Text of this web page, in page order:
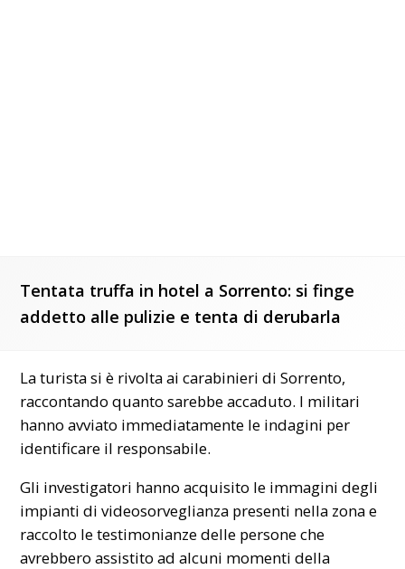
Tentata truffa in hotel a Sorrento: si finge
addetto alle pulizie e tenta di derubarla
La turista si è rivolta ai carabinieri di Sorrento,
raccontando quanto sarebbe accaduto. I militari
hanno avviato immediatamente le indagini per
identificare il responsabile.
Gli investigatori hanno acquisito le immagini degli
impianti di videosorveglianza presenti nella zona e
raccolto le testimonianze delle persone che
avrebbero assistito ad alcuni momenti della